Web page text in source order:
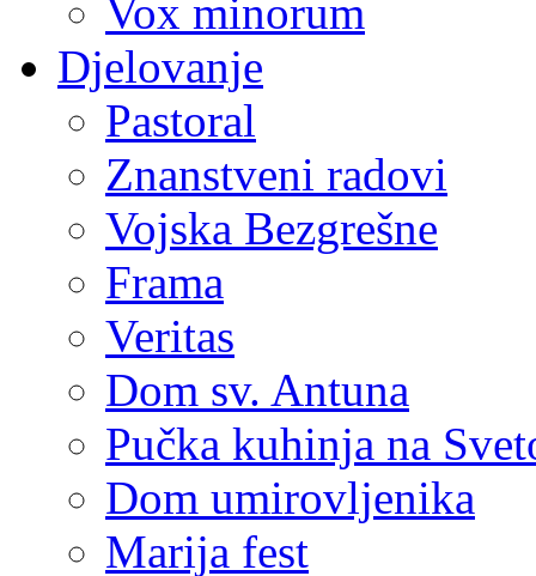
Vox minorum
Djelovanje
Pastoral
Znanstveni radovi
Vojska Bezgrešne
Frama
Veritas
Dom sv. Antuna
Pučka kuhinja na
Dom umirovljenika
Marija fest